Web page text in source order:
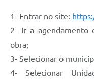
1- Entrar no site:
2- Ir a agendamento
obra;
3- Selecionar o
4- Selecionar